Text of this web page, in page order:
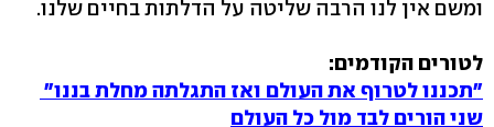
ומשם אין לנו הרבה שליטה על הדלתות בחיים שלנו.
לטורים הקודמים:
"תכננו לטרוף את העולם ואז התגלתה מחלת בננו"
שני הורים לבד מול כל העולם